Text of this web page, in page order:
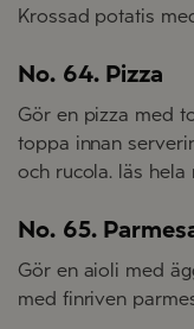
Krossad potatis
No. 64. Pizza
Gör en pizza med
toppa innan
och rucola. läs
No. 65.
Gör en aioli med
med finriven